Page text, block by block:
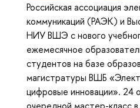
Российская ассоциация
коммуникаций (РАЭК) и
НИУ ВШЭ с нового
ежемесячное
студентов на базе
магистратуры ВШБ
цифровые инновации». 24